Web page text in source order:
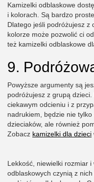
Kamizelki odblaskowe
i kolorach. Są bardzo
Dlatego jeśli podróżujesz z
kolorze może pozwolić ci
też kamizelki odblaskowe
9.
Powyższe argumenty są
podróżujesz z grupą
ciekawym odcieniu i z
nadrukiem, będzie nie
dzieciaków, ale również
Zobacz kamizelki dla dzieci
Lekkość, niewielki rozmiar
odblaskowych czynią z